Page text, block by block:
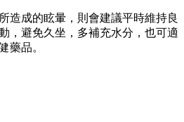
造成的眩暈，則會建議平時維持良
，避免久坐，多補充水分，也可適
藥品。